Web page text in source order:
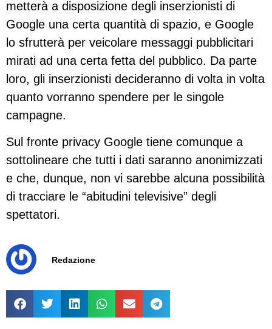
metterà a disposizione degli inserzionisti di
Google una certa quantità di spazio, e Google
lo sfrutterà per veicolare messaggi pubblicitari
mirati ad una certa fetta del pubblico. Da parte
loro, gli inserzionisti decideranno di volta in volta
quanto vorranno spendere per le singole
campagne.
Sul fronte privacy Google tiene comunque a
sottolineare che tutti i dati saranno anonimizzati
e che, dunque, non vi sarebbe alcuna possibilità
di tracciare le “abitudini televisive” degli
spettatori.
Redazione